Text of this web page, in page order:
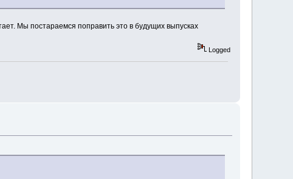
Мы постараемся поправить это в будущих выпусках
Logged